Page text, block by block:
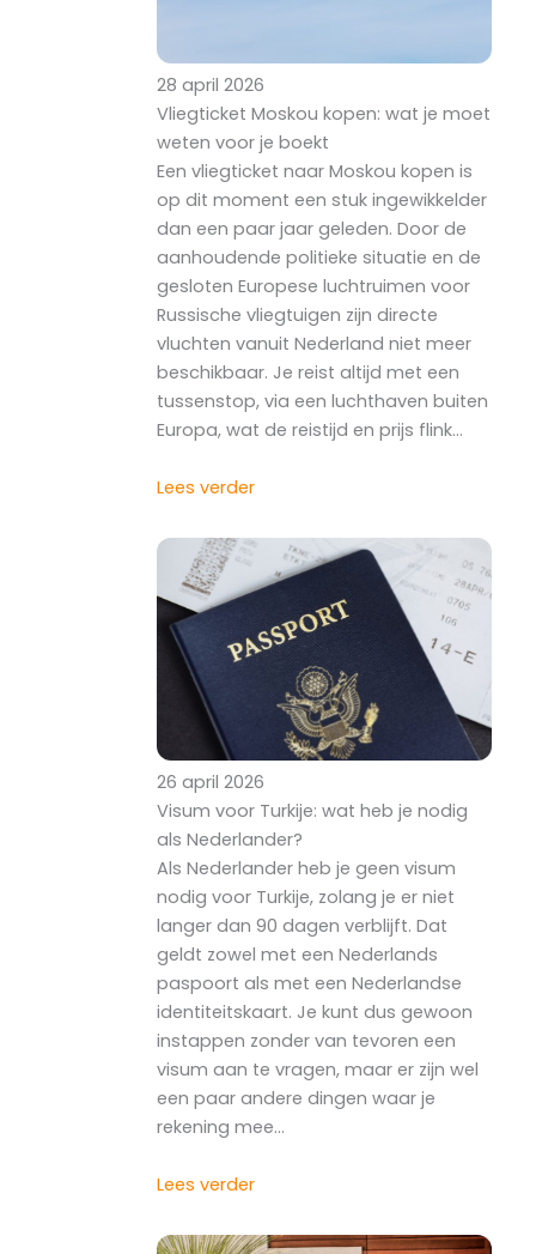
28 april 2026
Vliegticket Moskou kopen: wat je moet
weten voor je boekt
Een vliegticket naar Moskou kopen is
op dit moment een stuk ingewikkelder
dan een paar jaar geleden. Door de
aanhoudende politieke situatie en de
gesloten Europese luchtruimen voor
Russische vliegtuigen zijn directe
vluchten vanuit Nederland niet meer
beschikbaar. Je reist altijd met een
tussenstop, via een luchthaven buiten
Europa, wat de reistijd en prijs flink…
Lees verder
26 april 2026
Visum voor Turkije: wat heb je nodig
als Nederlander?
Als Nederlander heb je geen visum
nodig voor Turkije, zolang je er niet
langer dan 90 dagen verblijft. Dat
geldt zowel met een Nederlands
paspoort als met een Nederlandse
identiteitskaart. Je kunt dus gewoon
instappen zonder van tevoren een
visum aan te vragen, maar er zijn wel
een paar andere dingen waar je
rekening mee…
Lees verder